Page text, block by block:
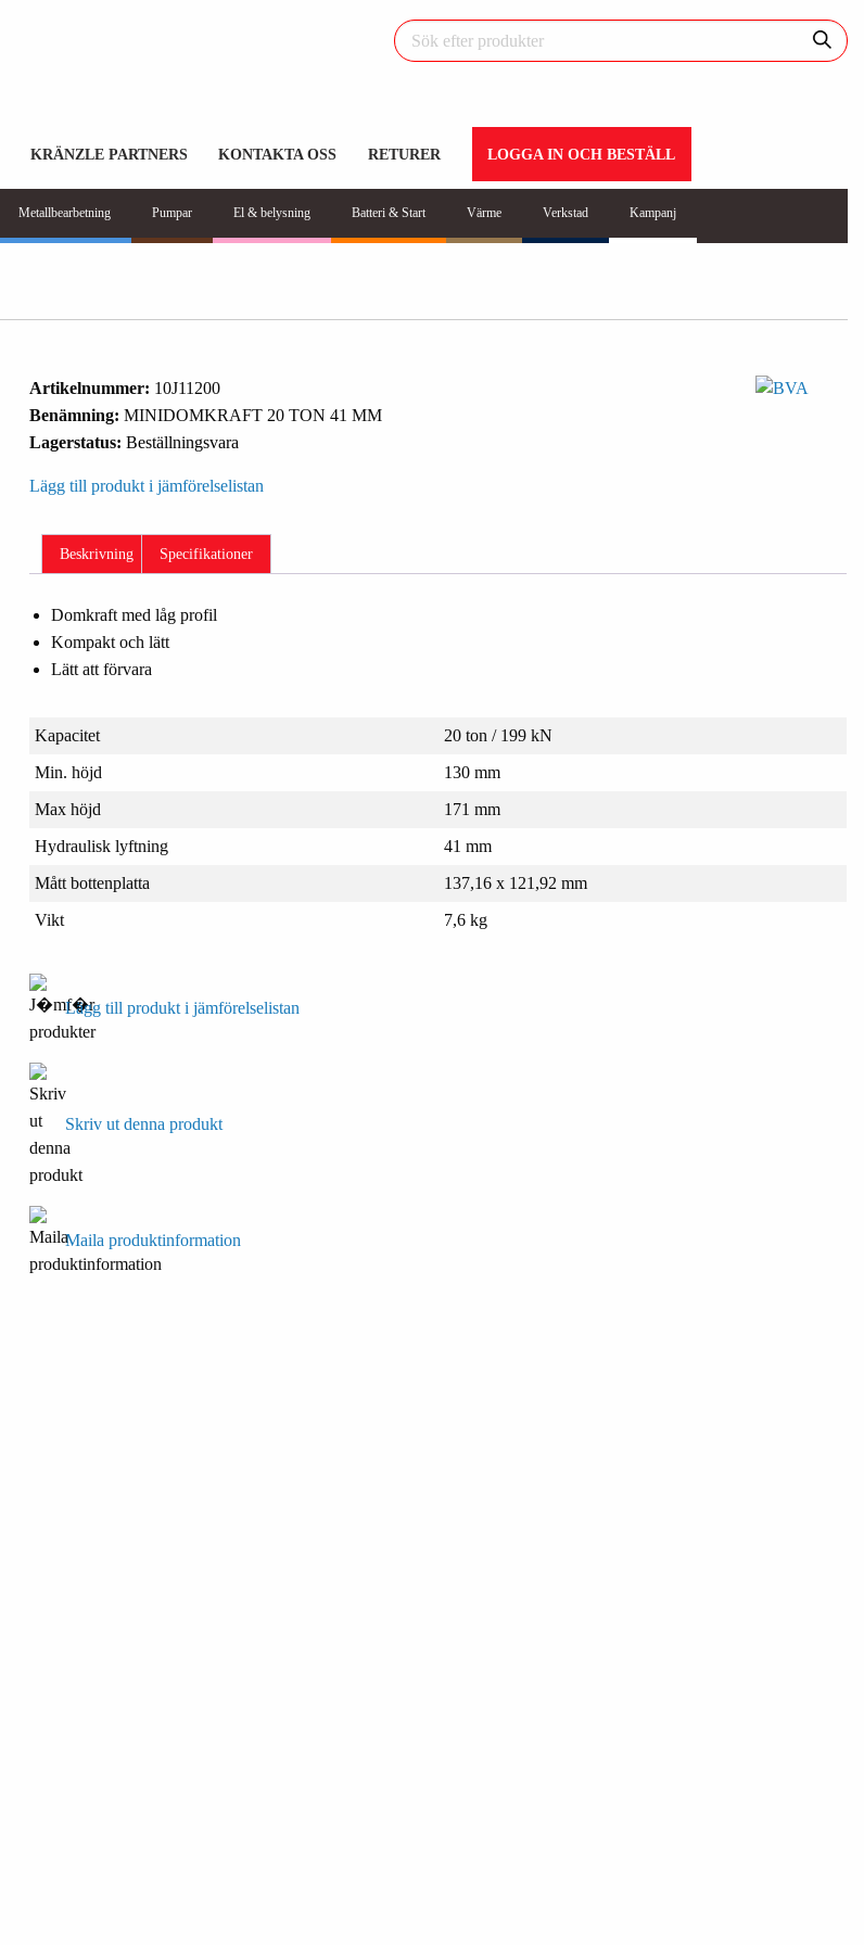
KRÄNZLE PARTNERS KONTAKTA OSS RETURER LOGGA IN OCH BESTÄLL
Metallbearbetning Pumpar El & belysning Batteri & Start Värme Verkstad Kampanj
Artikelnummer: 10J11200
Benämning: MINIDOMKRAFT 20 TON 41 MM
Lagerstatus: Beställningsvara
Lägg till produkt i jämförelselistan
Beskrivning Specifikationer
Domkraft med låg profil
Kompakt och lätt
Lätt att förvara
Kapacitet
20 ton / 199 kN
Min. höjd
130 mm
Max höjd
171 mm
Hydraulisk lyftning
41 mm
Mått bottenplatta
137,16 x 121,92 mm
Vikt
7,6 kg
Lägg till produkt i jämförelselistan
Skriv ut denna produkt
Maila produktinformation